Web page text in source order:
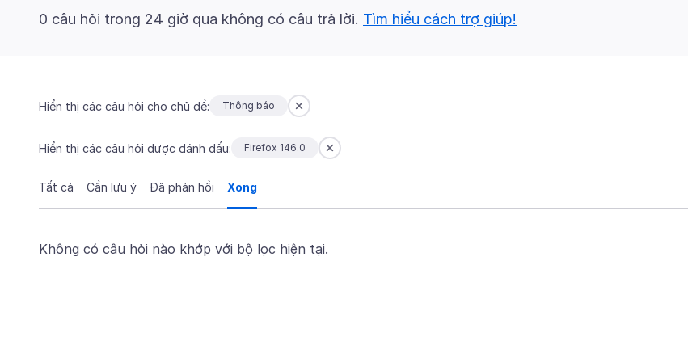
0 câu hỏi trong 24 giờ qua không có câu trả lời. Tìm hiểu cách trợ giúp!
Hiển thị các câu hỏi cho chủ đề: Thông báo
Hiển thị các câu hỏi được đánh dấu: Firefox 146.0
Tất cả Cần lưu ý Đã phản hồi Xong
Không có câu hỏi nào khớp với bộ lọc hiện tại.